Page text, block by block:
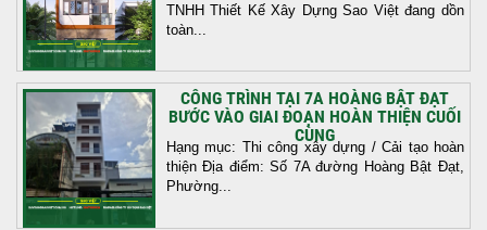
TNHH Thiết Kế Xây Dựng Sao Việt đang dồn
toàn...
CÔNG TRÌNH TẠI 7A HOÀNG BẬT ĐẠT
BƯỚC VÀO GIAI ĐOẠN HOÀN THIỆN CUỐI
CÙNG
Hạng mục: Thi công xây dựng / Cải tạo hoàn
thiện Địa điểm: Số 7A đường Hoàng Bật Đạt,
Phường...